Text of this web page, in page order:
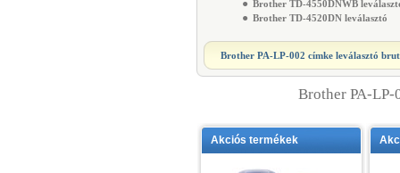
● Brother TD-4550DNWB
● Brother TD-4520DN leválasztó
Brother PA-LP-002 címke leválasztó
Brother PA-LP-
Akciós termékek